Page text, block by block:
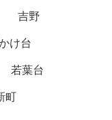
吉野
け台
若葉台
町